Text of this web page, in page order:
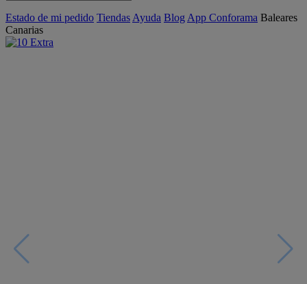
Estado de mi pedido Tiendas Ayuda Blog App Conforama Baleares
Canarias